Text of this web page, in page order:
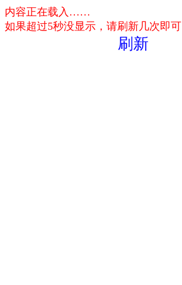
内容正在载入……
如果超过5秒没显示，请刷新几次即可
刷新